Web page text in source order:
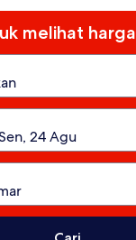
melihat harga